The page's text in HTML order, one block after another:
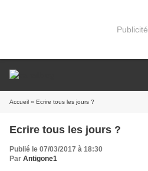
Publicité
Accueil » Ecrire tous les jours ?
Ecrire tous les jours ?
Publié le 07/03/2017 à 18:30
Par Antigone1